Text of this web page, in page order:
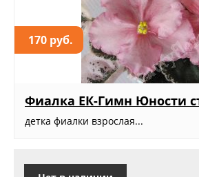
170 руб.
Фиалка ЕК-Гимн Юности
детка фиалки взрослая...